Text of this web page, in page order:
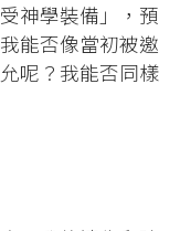
神學裝備」，預
能否像當初被邀
呢？我能否同樣